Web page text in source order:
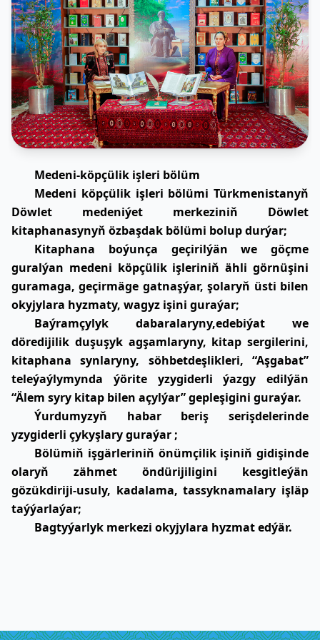
Medeni-köpçülik işleri bölüm
Medeni köpçülik işleri bölümi Türkmenistanyň
Döwlet medeniýet merkeziniň Döwlet
kitaphanasynyň özbaşdak bölümi bolup durýar;
Kitaphana boýunça geçirilýän we göçme
guralýan medeni köpçülik işleriniň ähli görnüşini
guramaga, geçirmäge gatnaşýar, şolaryň üsti bilen
okyjylara hyzmaty, wagyz işini guraýar;
Baýramçylyk dabaralaryny,edebiýat we
döredijilik duşuşyk agşamlaryny, kitap sergilerini,
kitaphana synlaryny, söhbetdeşlikleri, “Aşgabat”
teleýaýlymynda ýörite yzygiderli ýazgy edilýän
“Älem syry kitap bilen açylýar” gepleşigini guraýar.
Ýurdumyzyň habar beriş serişdelerinde
yzygiderli çykyşlary guraýar ;
Bölümiň işgärleriniň önümçilik işiniň gidişinde
olaryň zähmet öndürijiligini kesgitleýän
gözükdiriji-usuly, kadalama, tassyknamalary işläp
taýýarlaýar;
Bagtyýarlyk merkezi okyjylara hyzmat edýär.